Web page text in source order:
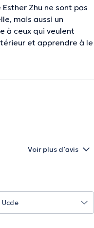
Zhu ne sont pas
mais aussi un
à ceux qui veulent
et apprendre à le
Voir plus d’avis